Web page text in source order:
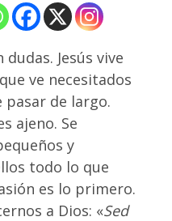
Jesús vive
ve necesitados
pasar de largo.
ajeno. Se
y
todo lo que
es lo primero.
a Dios: «Sed